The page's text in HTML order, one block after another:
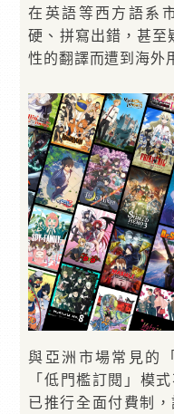
在英語等西方語系
硬、拼寫出錯，甚至
性的翻譯而遭到海外
與亞洲市場常見的
「低門檻訂閱」模式
已推行全面付費制